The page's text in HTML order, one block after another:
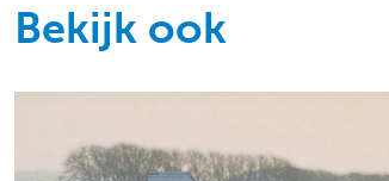
Bekijk ook